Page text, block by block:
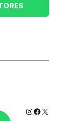
Instagram
X